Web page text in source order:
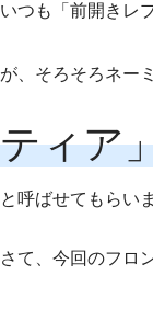
いつも「前開きレ
が、そろそろネー
ティア
と呼ばせてもらい
さて、今回のフロ